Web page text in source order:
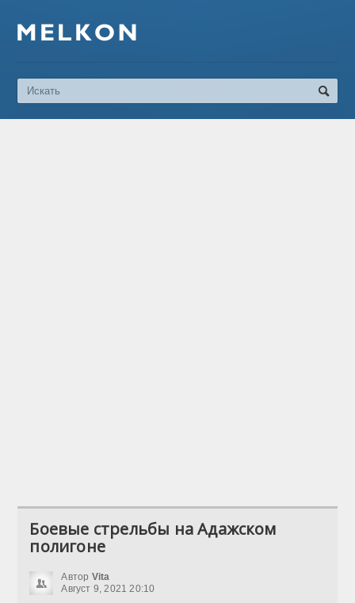
Боевые стрельбы на Адажском
полигоне
Автор Vita
Август 9, 2021 20:10